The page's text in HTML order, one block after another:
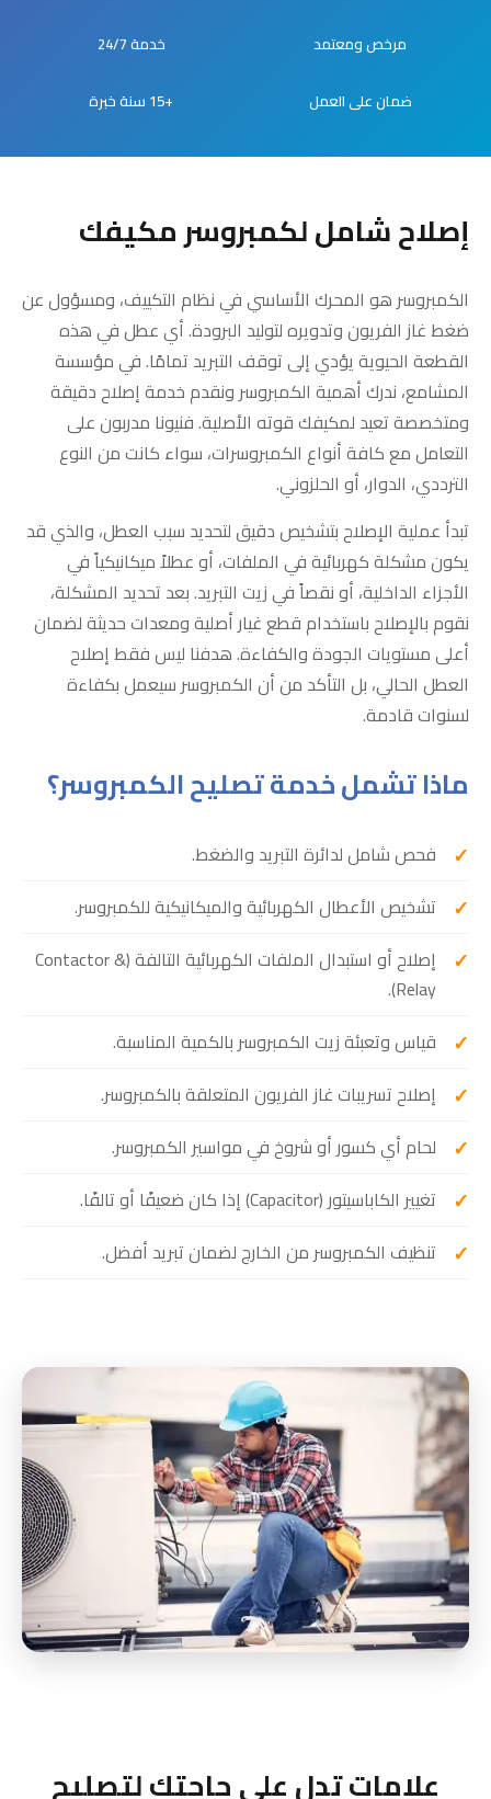
مرخص ومعتمد خدمة 24/7
ضمان على العمل +15 سنة خبرة
إصلاح شامل لكمبروسر مكيفك
الكمبروسر هو المحرك الأساسي في نظام التكييف، ومسؤول عن
ضغط غاز الفريون وتدويره لتوليد البرودة. أي عطل في هذه
القطعة الحيوية يؤدي إلى توقف التبريد تمامًا. في مؤسسة
المشامع، ندرك أهمية الكمبروسر ونقدم خدمة إصلاح دقيقة
ومتخصصة تعيد لمكيفك قوته الأصلية. فنيونا مدربون على
التعامل مع كافة أنواع الكمبروسرات، سواء كانت من النوع
الترددي، الدوار، أو الحلزوني.
تبدأ عملية الإصلاح بتشخيص دقيق لتحديد سبب العطل، والذي قد
يكون مشكلة كهربائية في الملفات، أو عطلاً ميكانيكياً في
الأجزاء الداخلية، أو نقصاً في زيت التبريد. بعد تحديد المشكلة،
نقوم بالإصلاح باستخدام قطع غيار أصلية ومعدات حديثة لضمان
أعلى مستويات الجودة والكفاءة. هدفنا ليس فقط إصلاح
العطل الحالي، بل التأكد من أن الكمبروسر سيعمل بكفاءة
لسنوات قادمة.
ماذا تشمل خدمة تصليح الكمبروسر؟
فحص شامل لدائرة التبريد والضغط.
تشخيص الأعطال الكهربائية والميكانيكية للكمبروسر.
إصلاح أو استبدال الملفات الكهربائية التالفة (Contactor &
Relay).
قياس وتعبئة زيت الكمبروسر بالكمية المناسبة.
إصلاح تسريبات غاز الفريون المتعلقة بالكمبروسر.
لحام أي كسور أو شروخ في مواسير الكمبروسر.
تغيير الكاباسيتور (Capacitor) إذا كان ضعيفًا أو تالفًا.
تنظيف الكمبروسر من الخارج لضمان تبريد أفضل.
علامات تدل على حاجتك لتصليح